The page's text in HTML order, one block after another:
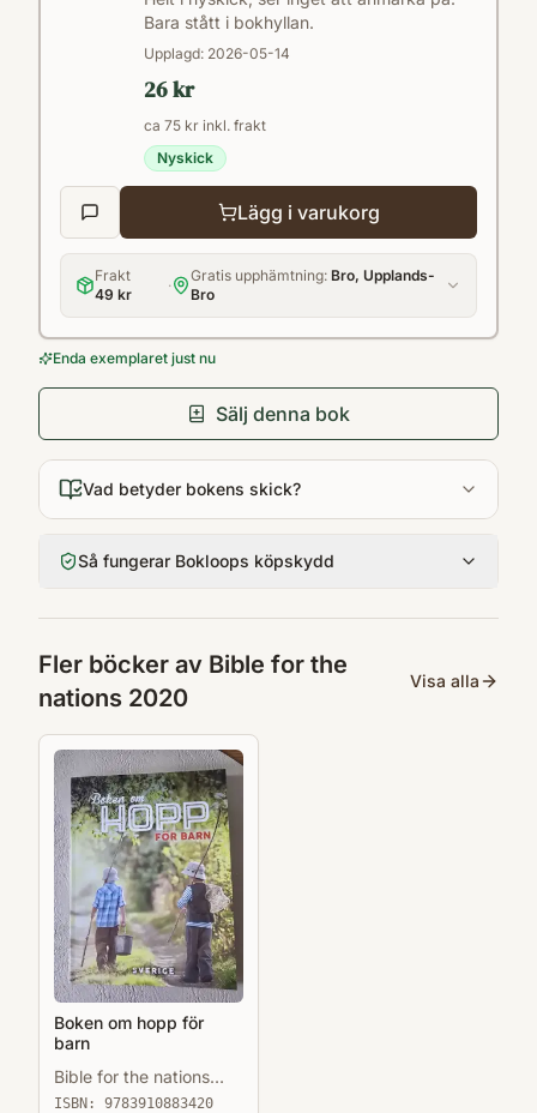
Bara stått i bokhyllan.
Upplagd: 2026-05-14
26 kr
ca 75 kr inkl. frakt
Nyskick
Lägg i varukorg
Frakt
49 kr
·
Gratis upphämtning: Bro, Upplands-
Bro
Enda exemplaret just nu
Sälj denna bok
Vad betyder bokens skick?
Så fungerar Bokloops köpskydd
Fler böcker av Bible for the
nations 2020
Visa alla
Boken om hopp för
barn
Bible for the nations
2020
ISBN: 9783910883420